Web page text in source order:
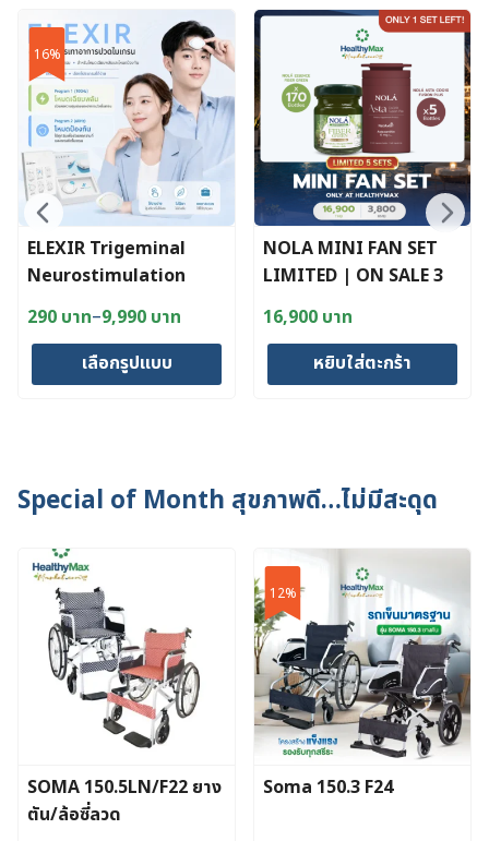
multiple
variants.
The
options
may
be
chosen
on
the
product
page
has
multiple
variants.
The
options
may
be
chosen
on
the
product
page
16%
ELEXIR Trigeminal
Neurostimulation
Device Free!! 1
Pack/Box
290 บาท–9,990 บาท
Price
range:
290 บาท
เลือกรูปแบบ
multiple
variants.
options
chosen
NOLA MINI FAN SET
LIMITED | ON SALE 3
August 26 13:00 น.
16,900 บาท
หยิบใส่ตะกร้า
Special of Month สุขภาพดี…ไม่มีสะดุด
SOMA 150.5LN/F22 ยาง
ตัน/ล้อซี่ลวด
12%
Soma 150.3 F24